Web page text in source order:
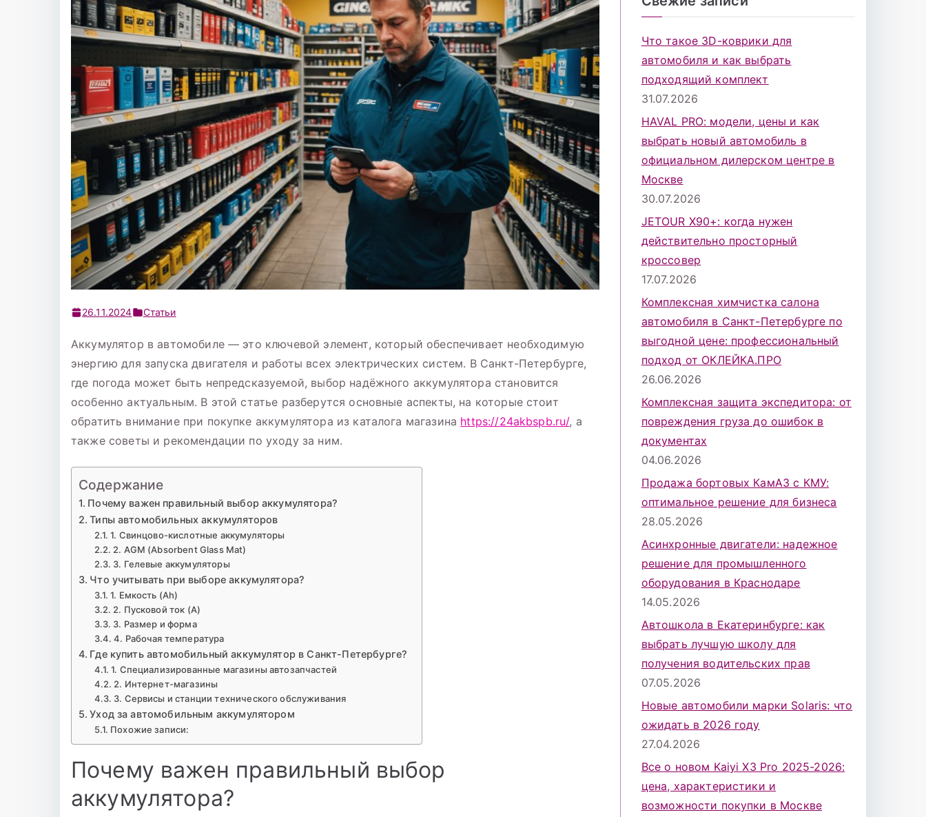
26.11.2024 Статьи
Аккумулятор в автомобиле — это ключевой элемент, который обеспечивает необходимую
энергию для запуска двигателя и работы всех электрических систем. В Санкт-Петербурге,
где погода может быть непредсказуемой, выбор надёжного аккумулятора становится
особенно актуальным. В этой статье разберутся основные аспекты, на которые стоит
обратить внимание при покупке аккумулятора из каталога магазина https://24akbspb.ru/, а
также советы и рекомендации по уходу за ним.
Содержание
Почему важен правильный выбор аккумулятора?
Типы автомобильных аккумуляторов
1. Свинцово-кислотные аккумуляторы
2. AGM (Absorbent Glass Mat)
3. Гелевые аккумуляторы
Что учитывать при выборе аккумулятора?
1. Емкость (Ah)
2. Пусковой ток (A)
3. Размер и форма
4. Рабочая температура
Где купить автомобильный аккумулятор в Санкт-Петербурге?
1. Специализированные магазины автозапчастей
2. Интернет-магазины
3. Сервисы и станции технического обслуживания
Уход за автомобильным аккумулятором
Похожие записи:
Почему важен правильный выбор
аккумулятора?
Что такое 3D-коврики для
автомобиля и как выбрать
подходящий комплект
31.07.2026
HAVAL PRO: модели, цены и как
выбрать новый автомобиль в
официальном дилерском центре в
Москве
30.07.2026
JETOUR X90+: когда нужен
действительно просторный
кроссовер
17.07.2026
Комплексная химчистка салона
автомобиля в Санкт-Петербурге по
выгодной цене: профессиональный
подход от ОКЛЕЙКА.ПРО
26.06.2026
Комплексная защита экспедитора: от
повреждения груза до ошибок в
документах
04.06.2026
Продажа бортовых КамАЗ с КМУ:
оптимальное решение для бизнеса
28.05.2026
Асинхронные двигатели: надежное
решение для промышленного
оборудования в Краснодаре
14.05.2026
Автошкола в Екатеринбурге: как
выбрать лучшую школу для
получения водительских прав
07.05.2026
Новые автомобили марки Solaris: что
ожидать в 2026 году
27.04.2026
Все о новом Kaiyi X3 Pro 2025-2026:
цена, характеристики и
возможности покупки в Москве